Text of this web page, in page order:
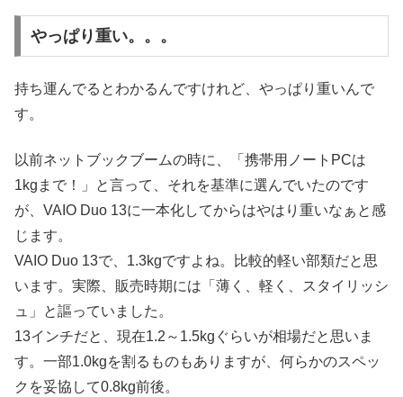
やっぱり重い。。。
持ち運んでるとわかるんですけれど、やっぱり重いんで
す。
以前ネットブックブームの時に、「携帯用ノートPCは
1kgまで！」と言って、それを基準に選んでいたのです
が、VAIO Duo 13に一本化してからはやはり重いなぁと感
じます。
VAIO Duo 13で、1.3kgですよね。比較的軽い部類だと思
います。実際、販売時期には「薄く、軽く、スタイリッシ
ュ」と謳っていました。
13インチだと、現在1.2～1.5kgぐらいが相場だと思いま
す。一部1.0kgを割るものもありますが、何らかのスペッ
クを妥協して0.8kg前後。